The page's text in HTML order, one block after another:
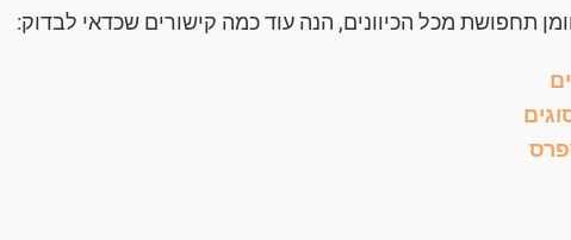
תחפושת מכל הכיוונים, הנה עוד כמה קישורים שכדאי לבדוק: